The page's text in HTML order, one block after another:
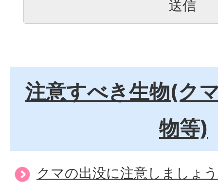
注意すべき生物(ク
物等)
クマの出没に注意しましょ